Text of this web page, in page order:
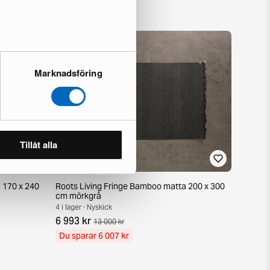
Marknadsföring
Tillåt alla
x 240
Roots Living Fringe Bamboo matta 200 x 300
cm mörkgrå
4 i lager · Nyskick
6 993 kr 13 000 kr
Du sparar 6 007 kr